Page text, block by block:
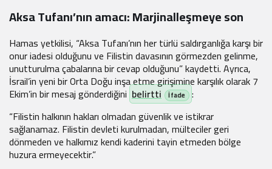
Aksa Tufanı’nın amacı: Marjinalleşmeye son
Hamas yetkilisi, “Aksa Tufanı’nın her türlü saldırganlığa karşı bir
onur iadesi olduğunu ve Filistin davasının görmezden gelinme,
unutturulma çabalarına bir cevap olduğunu” kaydetti. Ayrıca,
İsrail’in yeni bir Orta Doğu inşa etme girişimine karşılık olarak 7
Ekim’in bir mesaj gönderdiğini belirtti
:
“Filistin halkının hakları olmadan güvenlik ve istikrar
sağlanamaz. Filistin devleti kurulmadan, mülteciler geri
dönmeden ve halkımız kendi kaderini tayin etmeden bölge
huzura ermeyecektir.”